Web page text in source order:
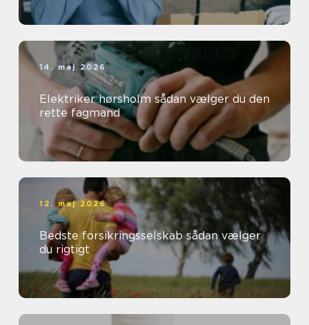
14. maj 2026
Elektriker hørsholm sådan vælger du den
rette fagmand
12. maj 2026
Bedste forsikringsselskab sådan vælger
du rigtigt